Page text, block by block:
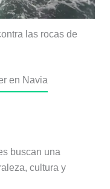
las rocas de
en Navia
buscan una
cultura y